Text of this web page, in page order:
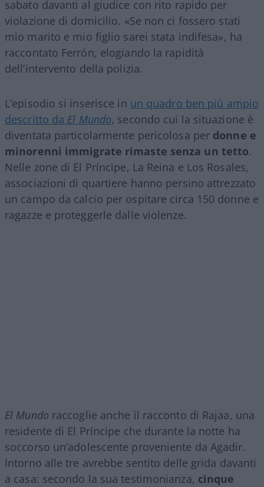
sabato davanti al giudice con rito rapido per
violazione di domicilio. «Se non ci fossero stati
mio marito e mio figlio sarei stata indifesa», ha
raccontato Ferrón, elogiando la rapidità
dell’intervento della polizia.
L’episodio si inserisce in un quadro ben più ampio
descritto da El Mundo, secondo cui la situazione è
diventata particolarmente pericolosa per donne e
minorenni immigrate rimaste senza un tetto.
Nelle zone di El Príncipe, La Reina e Los Rosales,
associazioni di quartiere hanno persino attrezzato
un campo da calcio per ospitare circa 150 donne e
ragazze e proteggerle dalle violenze.
El Mundo raccoglie anche il racconto di Rajaa, una
residente di El Príncipe che durante la notte ha
soccorso un’adolescente proveniente da Agadir.
Intorno alle tre avrebbe sentito delle grida davanti
a casa: secondo la sua testimonianza, cinque